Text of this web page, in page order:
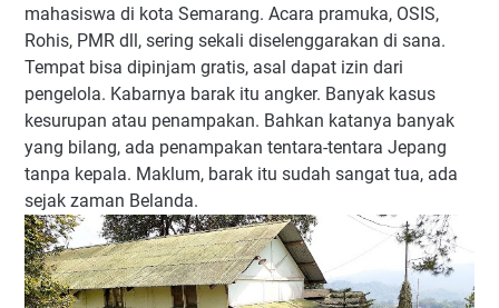
mahasiswa di kota Semarang. Acara pramuka, OSIS,
Rohis, PMR dll, sering sekali diselenggarakan di sana.
Tempat bisa dipinjam gratis, asal dapat izin dari
pengelola. Kabarnya barak itu angker. Banyak kasus
kesurupan atau penampakan. Bahkan katanya banyak
yang bilang, ada penampakan tentara-tentara Jepang
tanpa kepala. Maklum, barak itu sudah sangat tua, ada
sejak zaman Belanda.